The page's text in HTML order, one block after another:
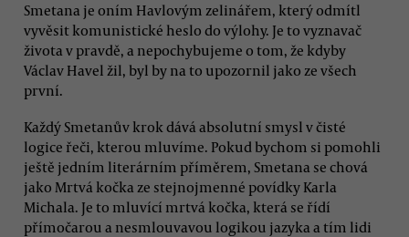
Smetana je oním Havlovým zelinářem, který odmítl
vyvěsit komunistické heslo do výlohy. Je to vyznavač
života v pravdě, a nepochybujeme o tom, že kdyby
Václav Havel žil, byl by na to upozornil jako ze všech
první.
Každý Smetanův krok dává absolutní smysl v čisté
logice řeči, kterou mluvíme. Pokud bychom si pomohli
ještě jedním literárním příměrem, Smetana se chová
jako Mrtvá kočka ze stejnojmenné povídky Karla
Michala. Je to mluvící mrtvá kočka, která se řídí
přímočarou a nesmlouvavou logikou jazyka a tím lidi